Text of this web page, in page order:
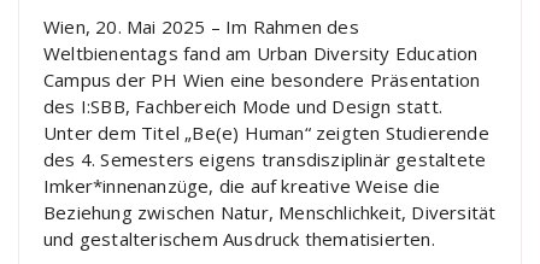
Wien, 20. Mai 2025 – Im Rahmen des
Weltbienentags fand am Urban Diversity Education
Campus der PH Wien eine besondere Präsentation
des I:SBB, Fachbereich Mode und Design statt.
Unter dem Titel „Be(e) Human“ zeigten Studierende
des 4. Semesters eigens transdisziplinär gestaltete
Imker*innenanzüge, die auf kreative Weise die
Beziehung zwischen Natur, Menschlichkeit, Diversität
und gestalterischem Ausdruck thematisierten.